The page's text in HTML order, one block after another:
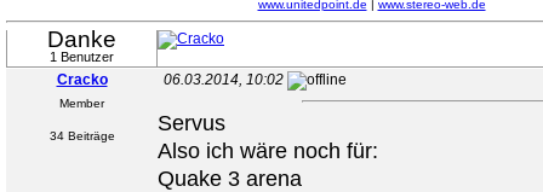
www.unitedpoint.de | www.stereo-web.de
Danke
1 Benutzer
Cracko
Member
34 Beiträge
06.03.2014, 10:02
Servus
Also ich wäre noch für:
Quake 3 arena